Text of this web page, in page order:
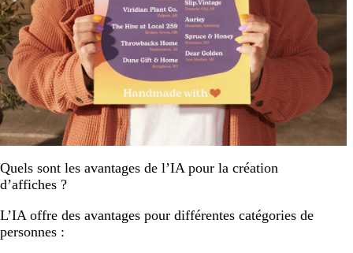
Quels sont les avantages de l’IA pour la création
d’affiches ?
L’IA offre des avantages pour différentes catégories de
personnes :